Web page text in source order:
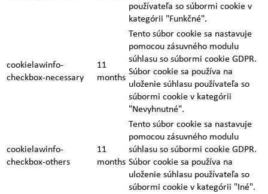
používateľa so súbormi cookie v
kategórii "Funkčné".
cookielawinfo-
checkbox-necessary
11
months
Tento súbor cookie sa nastavuje
pomocou zásuvného modulu
súhlasu so súbormi cookie GDPR.
Súbor cookie sa používa na
uloženie súhlasu používateľa so
súbormi cookie v kategórii
"Nevyhnutné".
cookielawinfo-
checkbox-others
11
months
Tento súbor cookie sa nastavuje
pomocou zásuvného modulu
súhlasu so súbormi cookie GDPR.
Súbor cookie sa používa na
uloženie súhlasu používateľa so
súbormi cookie v kategórii "Iné".